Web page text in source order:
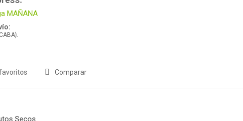
MAÑANA
Comparar
Secos